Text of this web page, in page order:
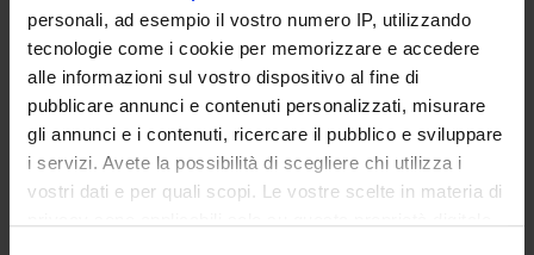
personali, ad esempio il vostro numero IP, utilizzando
tecnologie come i cookie per memorizzare e accedere
alle informazioni sul vostro dispositivo al fine di
pubblicare annunci e contenuti personalizzati, misurare
gli annunci e i contenuti, ricercare il pubblico e sviluppare
i servizi. Avete la possibilità di scegliere chi utilizza i
vostri dati e per quali scopi. Le vostre scelte in materia di
Alessandra Pantano
Professore a contratto
Diana Sartori
Chiara Zamboni
Cultore della materia
Gloria Zanardo